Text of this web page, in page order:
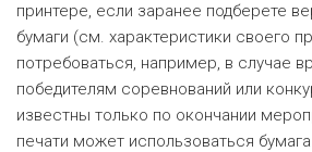
принтере, если заранее подберете
бумаги (см. характеристики своего
потребоваться, например, в случае
победителям соревнований или
известны только по окончании
печати может использоваться